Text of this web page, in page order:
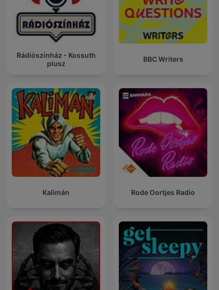
Rádiószínház - Kossuth
plusz
BBC Writers
Kalimán Rode Oortjes Radio